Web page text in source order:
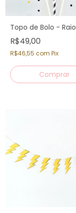
Topo de Bolo - Raio
R$49,00
R$46,55 com Pix